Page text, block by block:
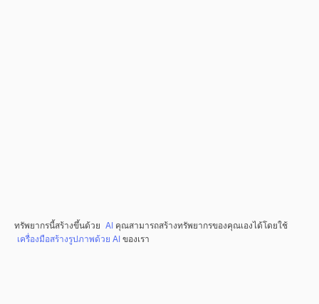
ทรัพยากรนี้สร้างขึ้นด้วย AI คุณสามารถสร้างทรัพยากรของคุณเองได้โดยใช้
เครื่องมือสร้างรูปภาพด้วย AIของเรา